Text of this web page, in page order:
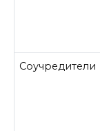
Соучредители